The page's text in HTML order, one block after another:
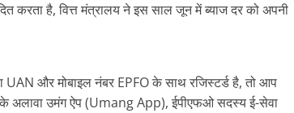
करता है, वित्त मंत्रालय ने इस साल जून में ब्याज दर को अपनी
और मोबाइल नंबर EPFO के साथ रजिस्टर्ड है, तो आप
अलावा उमंग ऐप (Umang App), ईपीएफओ सदस्य ई-सेवा